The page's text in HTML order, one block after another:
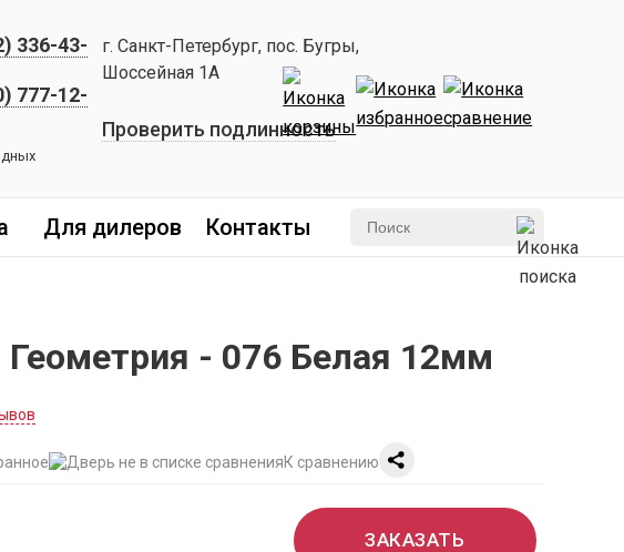
336-43-
777-12-
г. Санкт-Петербург, пос. Бугры,
Шоссейная 1А
Проверить подлинность
Для дилеров Контакты
Геометрия - 076 Белая 12мм
К сравнению
ЗАКАЗАТЬ